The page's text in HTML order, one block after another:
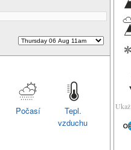
Tepl.
vzduchu
Počasí